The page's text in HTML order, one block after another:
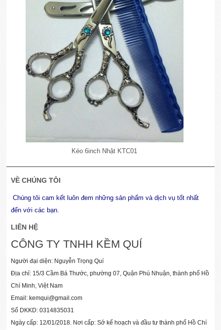
Kéo 6inch Nhật KTC01
VỀ CHÚNG TÔI
Chúng tôi cam kết luôn đem những sản phẩm và dịch vụ tốt nhất
đến với các bạn.
LIÊN HỆ
CÔNG TY TNHH KỀM QUÍ
Người đại diện: Nguyễn Trọng Quí
Địa chỉ: 15/3 Cầm Bá Thước, phường 07, Quận Phú Nhuận, thành phố Hồ
Chí Minh, Việt Nam
Email: kemqui@gmail.com
Số DKKD: 0314835031
Ngày cấp: 12/01/2018. Nơi cấp: Sở kế hoạch và đầu tư thành phố Hồ Chí